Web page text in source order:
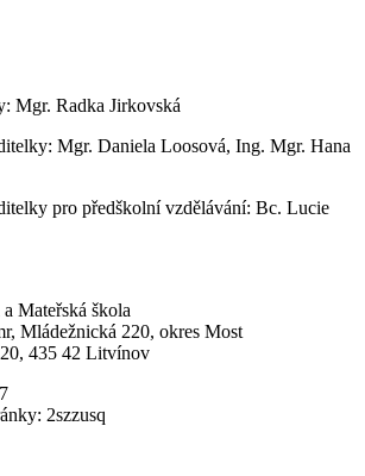
Mgr. Radka Jirkovská
Mgr. Daniela Loosová, Ing. Mgr. Hana
pro předškolní vzdělávání: Bc. Lucie
Mateřská škola
Mládežnická 220, okres Most
435 42 Litvínov
2szzusq